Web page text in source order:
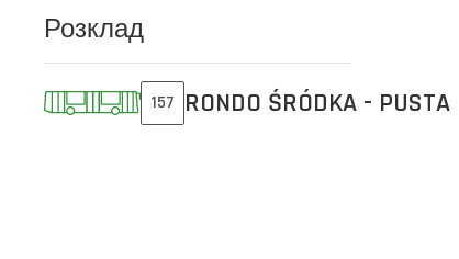
Розклад
157 RONDO ŚRÓDKA - PUSTA